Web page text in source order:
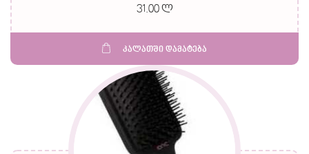
31.00 ლ
კალათში დამატება